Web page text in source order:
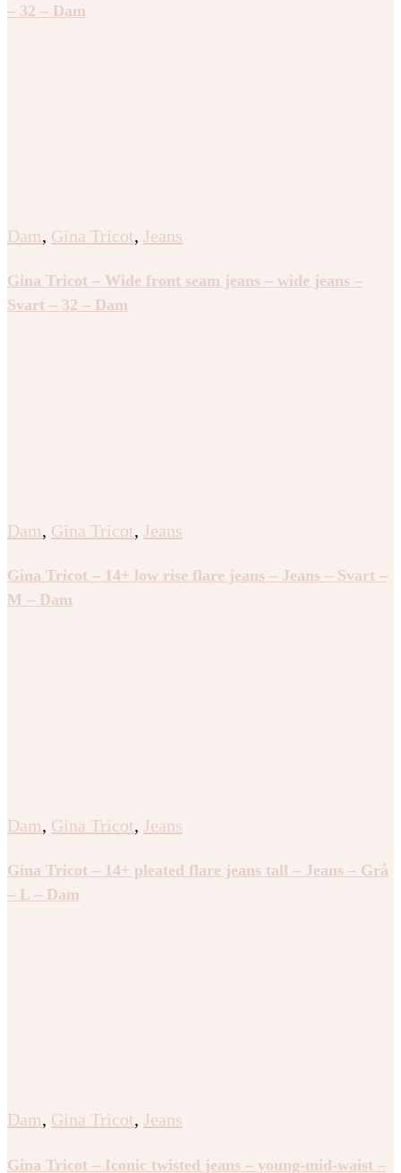
– 32 – Dam
Dam, Gina Tricot, Jeans
Gina Tricot – Wide front seam jeans – wide jeans –
Svart – 32 – Dam
Dam, Gina Tricot, Jeans
Gina Tricot – 14+ low rise flare jeans – Jeans – Svart –
M – Dam
Dam, Gina Tricot, Jeans
Gina Tricot – 14+ pleated flare jeans tall – Jeans – Grå
– L – Dam
Dam, Gina Tricot, Jeans
Gina Tricot – Iconic twisted jeans – young-mid-waist –